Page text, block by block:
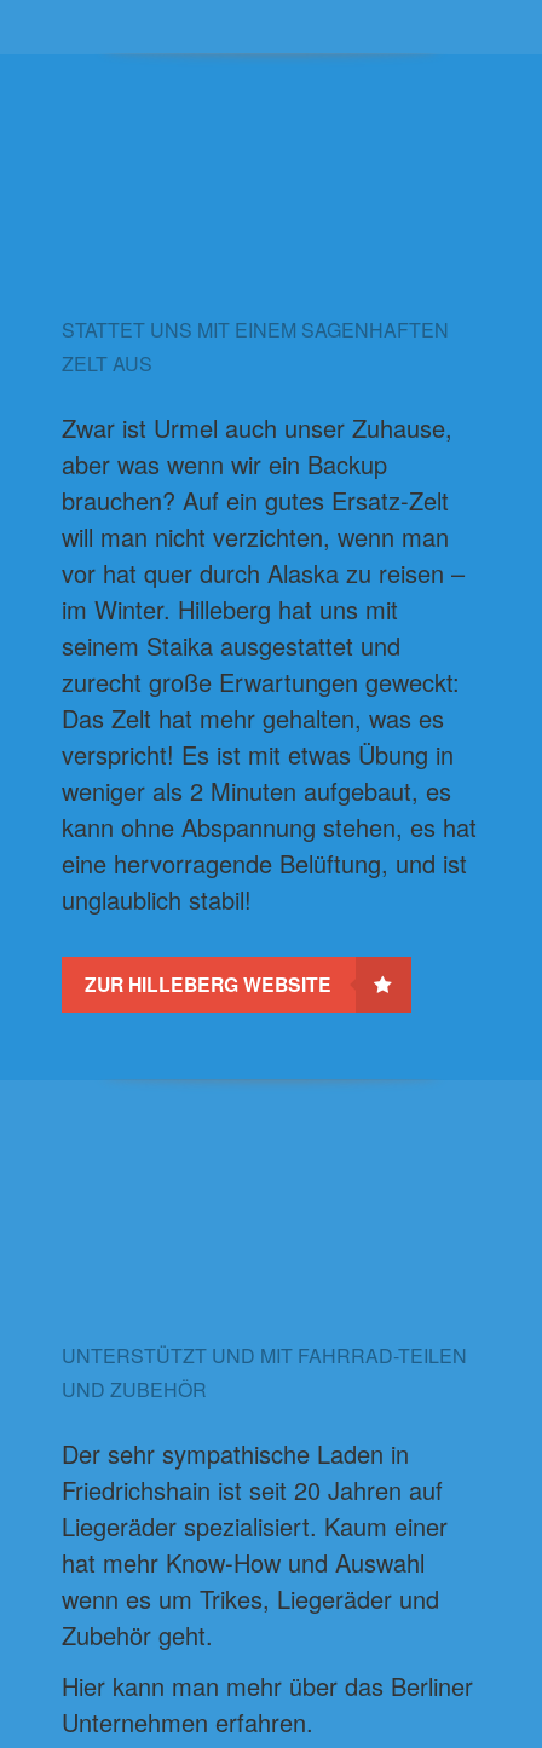
STATTET UNS MIT EINEM SAGENHAFTEN
ZELT AUS
Zwar ist Urmel auch unser Zuhause,
aber was wenn wir ein Backup
brauchen? Auf ein gutes Ersatz-Zelt
will man nicht verzichten, wenn man
vor hat quer durch Alaska zu reisen –
im Winter. Hilleberg hat uns mit
seinem Staika ausgestattet und
zurecht große Erwartungen geweckt:
Das Zelt hat mehr gehalten, was es
verspricht! Es ist mit etwas Übung in
weniger als 2 Minuten aufgebaut, es
kann ohne Abspannung stehen, es hat
eine hervorragende Belüftung, und ist
unglaublich stabil!
ZUR HILLEBERG WEBSITE
UNTERSTÜTZT UND MIT FAHRRAD-TEILEN
UND ZUBEHÖR
Der sehr sympathische Laden in
Friedrichshain ist seit 20 Jahren auf
Liegeräder spezialisiert. Kaum einer
hat mehr Know-How und Auswahl
wenn es um Trikes, Liegeräder und
Zubehör geht.
Hier kann man mehr über das Berliner
Unternehmen erfahren.